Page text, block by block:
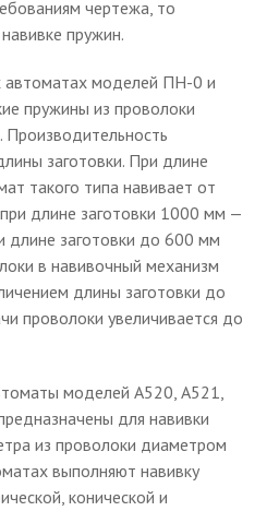
чертежа, то
пружин.
автоматах моделей ПН-0 и
пружины из проволоки
заготовки. При длине
такого типа навивает от
длине заготовки 1000 мм —
длине заготовки до 600 мм
в навивочный механизм
длины заготовки до
проволоки увеличивается до
моделей А520, А521,
для навивки
из проволоки диаметром
выполняют навивку
конической и